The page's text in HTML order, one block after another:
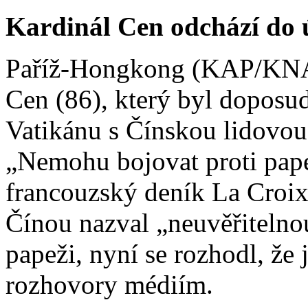
Kardinál Cen odchází do
Paříž-Hongkong (KAP/
Cen (86), který byl
Vatikánu s Čínskou
„Nemohu bojovat proti
francouzský deník La
Čínou nazval
papeži, nyní se rozhodl, že
rozhovory médiím.